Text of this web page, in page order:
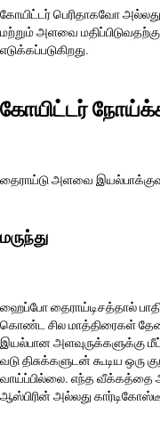
கோயிட்டர் பெரிதாகவோ
மற்றும் அளவை
எடுக்கப்படுகிறது.
கோயிட்டர்
தைராய்டு அளவை
மருந்து
ஹைப்போ தைராய்டிசத்தால்
கொண்ட சில மாத்திரைகள்
இயல்பான அளவுருக்களுக்கு
வடு திசுக்களுடன் கூடிய ஒரு
வாய்ப்பில்லை. எந்த வீக்கத்தை
ஆஸ்பிரின் அல்லது